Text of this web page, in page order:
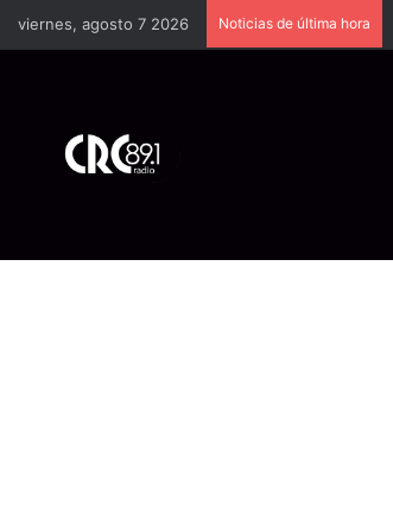
viernes, agosto 7 2026 Noticias de última hora